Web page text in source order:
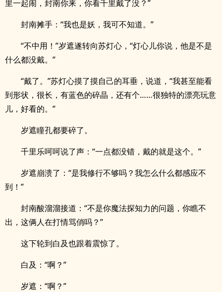
里一起闹，封南你来，你看千里戴了没？”
封南摊手：“我也是妖，我可不知道。”
“不中用！”岁遮遂转向苏灯心，“灯心儿你说，他是不是
什么都没戴。”
“戴了。”苏灯心摸了摸自己的耳垂，说道，“我甚至能看
到形状，很长，有蓝色的碎晶，还有个……很独特的漂亮玩意
儿，好看的。”
岁遮瞳孔都要碎了。
千里乐呵呵说了声：“一点都没错，戴的就是这个。”
岁遮崩溃了：“是我修行不够吗？我怎么什么都感应不
到！”
封南酸溜溜接道：“不是你魔法探知力的问题，你瞧不
出，这俩人在打情骂俏吗？”
这下轮到白及也跟着震惊了。
白及：“啊？”
岁遮：“啊？”